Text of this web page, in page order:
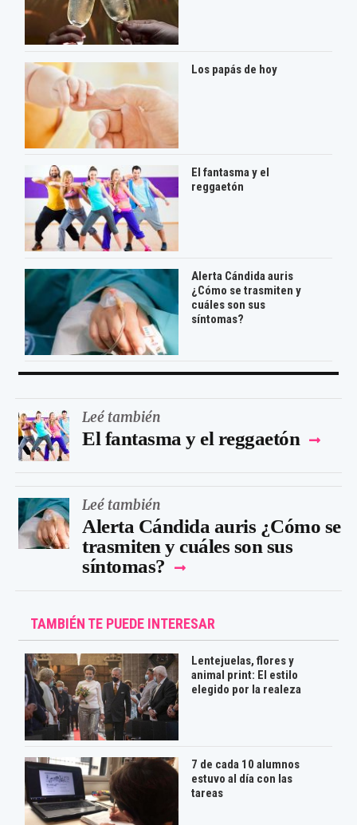
Los papás de hoy
El fantasma y el
reggaetón
Alerta Cándida auris
¿Cómo se trasmiten y
cuáles son sus
síntomas?
Leé también
El fantasma y el reggaetón
Leé también
Alerta Cándida auris ¿Cómo se
trasmiten y cuáles son sus
síntomas?
TAMBIÉN TE PUEDE INTERESAR
Lentejuelas, flores y
animal print: El estilo
elegido por la realeza
7 de cada 10 alumnos
estuvo al día con las
tareas